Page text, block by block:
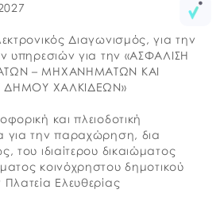
Διαγωνισμός, για την
υπηρεσιών για την «ΑΣΦΑΛΙΣΗ
– ΜΗΧΑΝΗΜΑΤΩΝ ΚΑΙ
ΔΗΜΟΥ ΧΑΛΚΙΔΕΩΝ»
και πλειοδοτική
για την παραχώρηση, δια
του ιδιαίτερου δικαιώματος
κοινόχρηστου δημοτικού
Ελευθερίας